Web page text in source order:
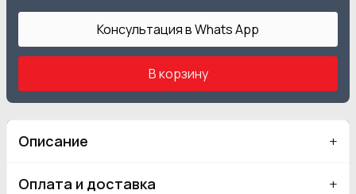
Консультация в Whats App
В корзину
Описание
Оплата и доставка